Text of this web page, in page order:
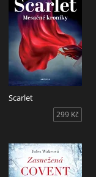
Scarlet
299 Kč